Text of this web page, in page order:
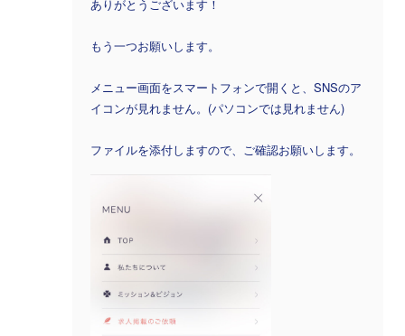
ありがとうございます！
もう一つお願いします。
メニュー画面をスマートフォンで開くと、SNSのア
イコンが見れません。(パソコンでは見れません)
ファイルを添付しますので、ご確認お願いします。